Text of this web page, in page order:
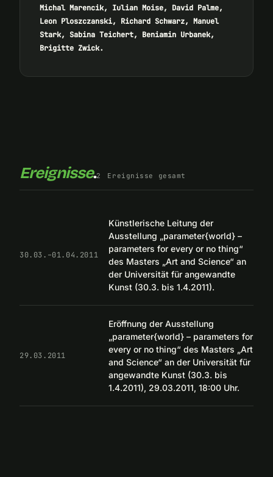
Michal Marencik, Iulian Moise, David Palme,
Leon Ploszczanski, Richard Schwarz, Manuel
Stark, Sabina Teichert, Beniamin Urbanek,
Brigitte Zwick.
Ereignisse.2 Ereignisse gesamt
30.03.–01.04.2011
Künstlerische Leitung der
Ausstellung „parameter{world} –
parameters for every or no thing“
des Masters „Art and Science“ an
der Universität für angewandte
Kunst (30.3. bis 1.4.2011).
29.03.2011
Eröffnung der Ausstellung
„parameter{world} – parameters for
every or no thing“ des Masters „Art
and Science“ an der Universität für
angewandte Kunst (30.3. bis
1.4.2011), 29.03.2011, 18:00 Uhr.